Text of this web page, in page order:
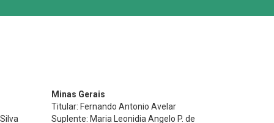
Minas Gerais
Titular: Fernando Antonio Avelar
Suplente: Maria Leonidia Angelo P. de